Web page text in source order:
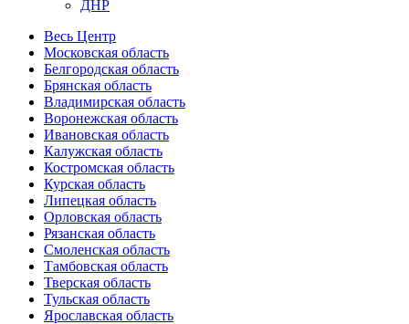
ДНР
Весь Центр
Московская область
Белгородская область
Брянская область
Владимирская область
Воронежская область
Ивановская область
Калужская область
Костромская область
Курская область
Липецкая область
Орловская область
Рязанская область
Смоленская область
Тамбовская область
Тверская область
Тульская область
Ярославская область